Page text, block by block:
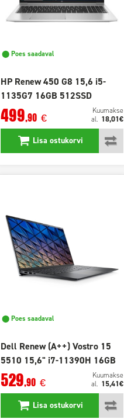
⬤ Poes saadaval
HP Renew 450 G8 15,6 i5-
1135G7 16GB 512SSD
Win11Pro
499,90 €
Kuumakse
al. 18,01€
Lisa ostukorvi
⬤ Poes saadaval
Dell Renew (A++) Vostro 15
5510 15,6" i7-11390H 16GB
512GB SSD
529,90 €
Kuumakse
al. 15,41€
Lisa ostukorvi